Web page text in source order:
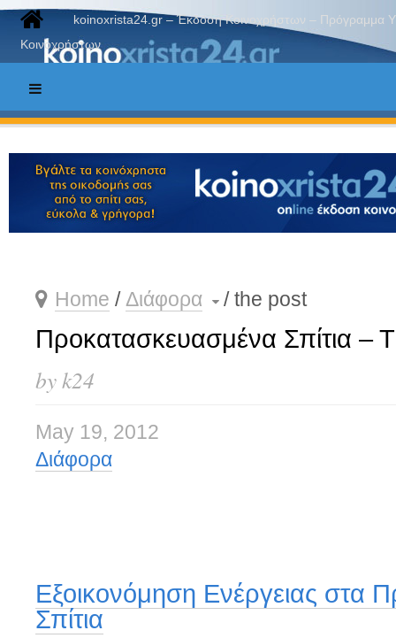
koinoxrista24.gr – Έκδοση Κοινοχρήστων – Πρόγραμμα
Κοινοχρήστων
Home / Διάφορα  / the post
Προκατασκευασμένα Σπίτια –
by k24
May 19, 2012
Διάφορα
Εξοικονόμηση Ενέργειας στα
Σπίτια